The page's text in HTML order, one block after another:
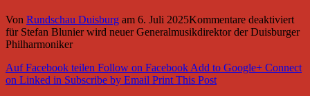
Von Rundschau Duisburg am 6. Juli 2025Kommentare deaktiviert
für Stefan Blunier wird neuer Generalmusikdirektor der Duisburger
Philharmoniker
Auf Facebook teilen Follow on FacebookAdd to Google+ Connect
on Linked in Subscribe by Email Print This Post